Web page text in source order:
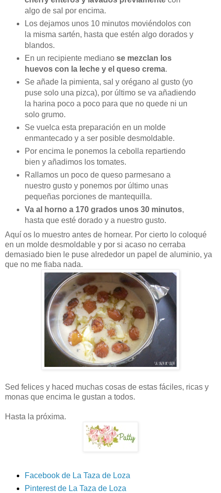
algo de sal por encima.
Los dejamos unos 10 minutos moviéndolos con
la misma sartén, hasta que estén algo dorados y
blandos.
En un recipiente mediano se mezclan los
huevos con la leche y el queso crema.
Se añade la pimienta, sal y orégano al gusto (yo
puse solo una pizca), por último se va añadiendo
la harina poco a poco para que no quede ni un
solo grumo.
Se vuelca esta preparación en un molde
enmantecado y a ser posible desmoldable.
Por encima le ponemos la cebolla repartiendo
bien y añadimos los tomates.
Rallamos un poco de queso parmesano a
nuestro gusto y ponemos por último unas
pequeñas porciones de mantequilla.
Va al horno a 170 grados unos 30 minutos,
hasta que esté dorado y a nuestro gusto.
Aquí os lo muestro antes de hornear. Por cierto lo coloqué
en un molde desmoldable y por si acaso no cerraba
demasiado bien le puse alrededor un papel de aluminio, ya
que no me fiaba nada.
Sed felices y haced muchas cosas de estas fáciles, ricas y
monas que encima le gustan a todos.
Hasta la próxima.
Facebook de La Taza de Loza
Pinterest de La Taza de Loza